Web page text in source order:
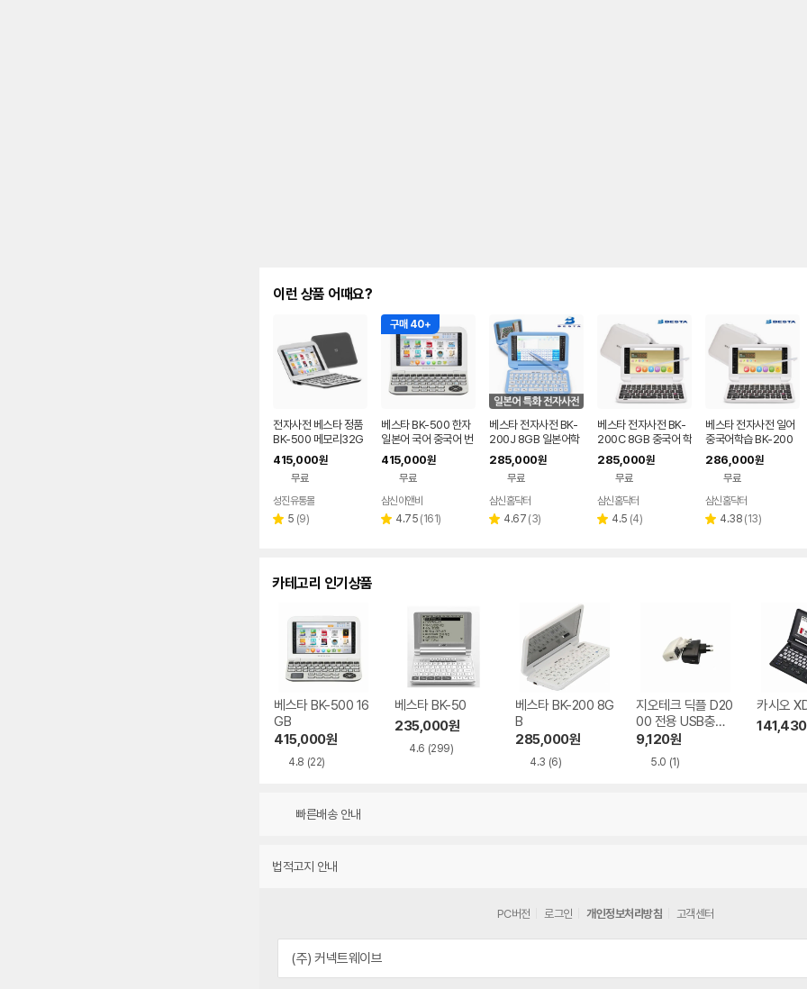
이런 상품 어때요?
전자사전 베스타 정품
BK-500 메모리32G
B 영영 영어특화 옥스
포드 북웜 콜린스코빌
415,000원
무료
성진유통몰
별 5 리
(9)
구매 40+
베스타 BK-500 한자
일본어 국어 중국어 번
역 어학 영영 한영 영한
영어 전자사전
415,000원
무료
삼신이앤비
별 4.75 리
(161)
베스타 전자사전 BK-
200J 8GB 일본어학
습기기
285,000원
무료
삼신홈닥터
별 4.67 리
(3)
베스타 전자사전 BK-
200C 8GB 중국어 학
습기기
285,000원
무료
삼신홈닥터
별 4.5 리
(4)
베스타 전자사전 일어
중국어학습 BK-200
C
286,000원
무료
삼신홈닥터
별 4.38 리
(13)
카테고리 인기상품
베스타 BK-500 16
GB
415,000원
4.8 (22)
베스타 BK-50
235,000원
4.6 (299)
베스타 BK-200 8G
B
285,000원
4.3 (6)
지오테크 딕플 D20
00 전용 USB충전
기
9,120원
5.0 (1)
카시오
141,430
빠른배송 안내
법적고지 안내
PC버전 로그인 개인정보처리방침 고객센터
(주) 커넥트웨이브